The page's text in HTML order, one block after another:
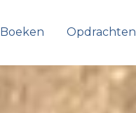
Boeken Opdrachten